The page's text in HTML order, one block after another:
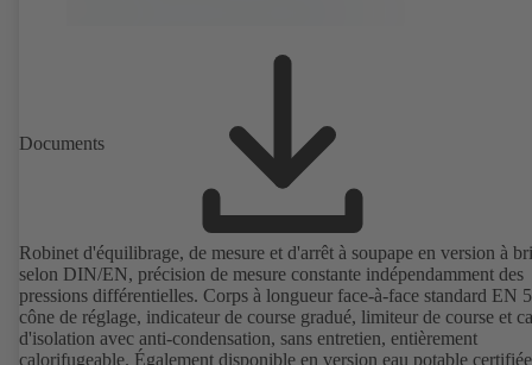
Documents
Robinet d'équilibrage, de mesure et d'arrêt à soupape en version à
selon DIN/EN, précision de mesure constante indépendamment des
pressions différentielles. Corps à longueur face-à-face standard EN
cône de réglage, indicateur de course gradué, limiteur de course et
d'isolation avec anti-condensation, sans entretien, entièrement
calorifugeable. Également disponible en version eau potable certifiée